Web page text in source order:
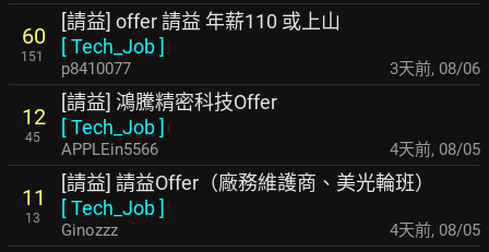
60
151
[請益] offer 請益 年薪110 或上山
[Tech_Job]
p8410077 3天前, 08/06
12
45
[請益] 鴻騰精密科技Offer
[Tech_Job]
APPLEin5566 4天前, 08/05
11
13
[請益] 請益Offer（廠務維護商、美光輪班）
[Tech_Job]
Ginozzz 4天前, 08/05